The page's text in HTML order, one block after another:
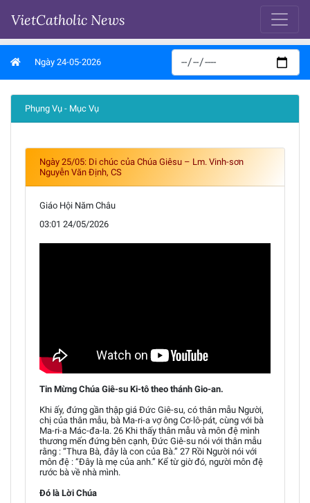
VietCatholic News
Ngày 24-05-2026
Phụng Vụ - Mục Vụ
Ngày 25/05: Di chúc của Chúa Giêsu – Lm. Vinh-sơn
Nguyễn Văn Định, CS
Giáo Hội Năm Châu
03:01 24/05/2026
Tin Mừng Chúa Giê-su Ki-tô theo thánh Gio-an.
Khi ấy, đứng gần thập giá Đức Giê-su, có thân mẫu Người,
chị của thân mẫu, bà Ma-ri-a vợ ông Cơ-lô-pát, cùng với bà
Ma-ri-a Mác-đa-la. 26 Khi thấy thân mẫu và môn đệ mình
thương mến đứng bên cạnh, Đức Giê-su nói với thân mẫu
rằng : “Thưa Bà, đây là con của Bà.” 27 Rồi Người nói với
môn đệ : “Đây là mẹ của anh.” Kể từ giờ đó, người môn đệ
rước bà về nhà mình.
Đó là Lời Chúa